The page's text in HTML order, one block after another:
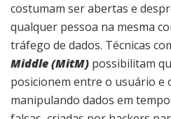
costumam ser abertas e
qualquer pessoa na mesma
tráfego de dados. Técnicas
Middle (MitM) possibilitam
posicionem entre o usuário e
manipulando dados em